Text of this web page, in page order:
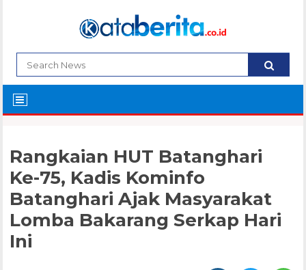
Rangkaian HUT Batanghari
Ke-75, Kadis Kominfo
Batanghari Ajak Masyarakat
Lomba Bakarang Serkap Hari
Ini